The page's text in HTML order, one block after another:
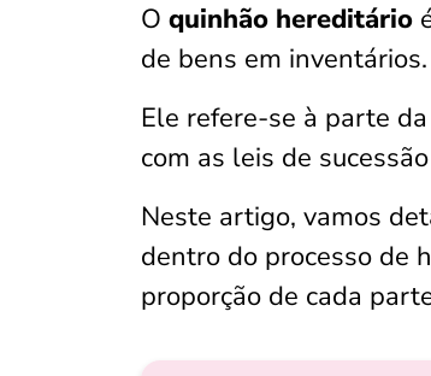
O quinhão hereditário
de bens em inventários.
Ele refere-se à parte
com as leis de
Neste artigo, vamos
dentro do processo de
proporção de cada